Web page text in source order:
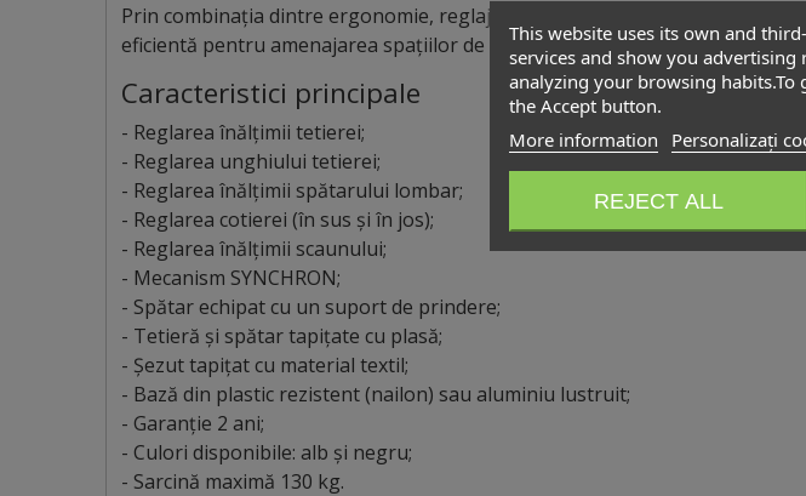
Prin combinația dintre ergonomie, reglaje multiple și materiale durabile,
eficientă pentru amenajarea spațiilor de lucru moderne, contribuind la
Caracteristici principale
- Reglarea înălțimii tetierei;
- Reglarea unghiului tetierei;
- Reglarea înălțimii spătarului lombar;
- Reglarea cotierei (în sus și în jos);
- Reglarea înălțimii scaunului;
- Mecanism SYNCHRON;
- Spătar echipat cu un suport de prindere;
- Tetieră și spătar tapițate cu plasă;
- Șezut tapițat cu material textil;
- Bază din plastic rezistent (nailon) sau aluminiu lustruit;
- Garanție 2 ani;
- Culori disponibile: alb și negru;
- Sarcină maximă 130 kg.
This website uses its own and
services and show you
analyzing your browsing habits.To
the Accept button.
More information
Personalizați
REJECT ALL